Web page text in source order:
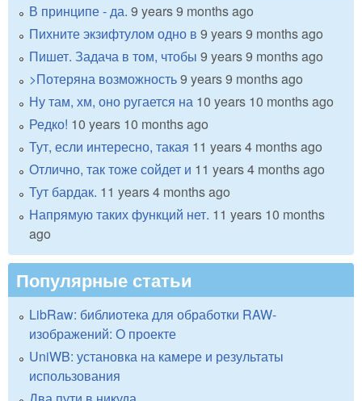
В принципе - да. 9 years 9 months ago
Пихните экзифтулом одно в 9 years 9 months ago
Пишет. Задача в том, чтобы 9 years 9 months ago
>Потеряна возможность9 years 9 months ago
Ну там, хм, оно ругается на 10 years 10 months ago
Редко! 10 years 10 months ago
Тут, если интересно, такая 11 years 4 months ago
Отлично, так тоже сойдет и 11 years 4 months ago
Тут бардак. 11 years 4 months ago
Напрямую таких функций нет. 11 years 10 months
ago
Популярные статьи
LibRaw: библиотека для обработки RAW-
изображений: О проекте
UniWB: установка на камере и результаты
использования